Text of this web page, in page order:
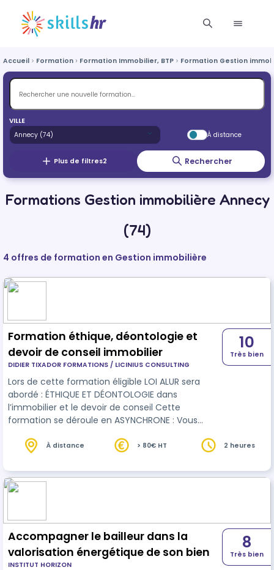
Accueil Formation Formation Immobilier, BTP Formation Gestion
VILLE
À distance
Plus de filtres2 Rechercher
Formations Gestion immobilière Annecy
(74)
4 offres de formation en Gestion immobilière
Formation éthique, déontologie et
devoir de conseil immobilier
DIDIER TIXADOR FORMATIONS / LICINIUS CONSULTING
Lors de cette formation éligible LOI ALUR sera
abordé : ÉTHIQUE ET DÉONTOLOGIE dans
l’immobilier et le devoir de conseil Cette
formation se déroule en ASYNCHRONE : Vous
pédagogique de la plateforme a été conçu dans
Ludique
10
Très bien
À distance > 80€ HT 2 heures
Accompagner le bailleur dans la
valorisation énergétique de son bien
INSTITUT HORIZON
8
Très bien